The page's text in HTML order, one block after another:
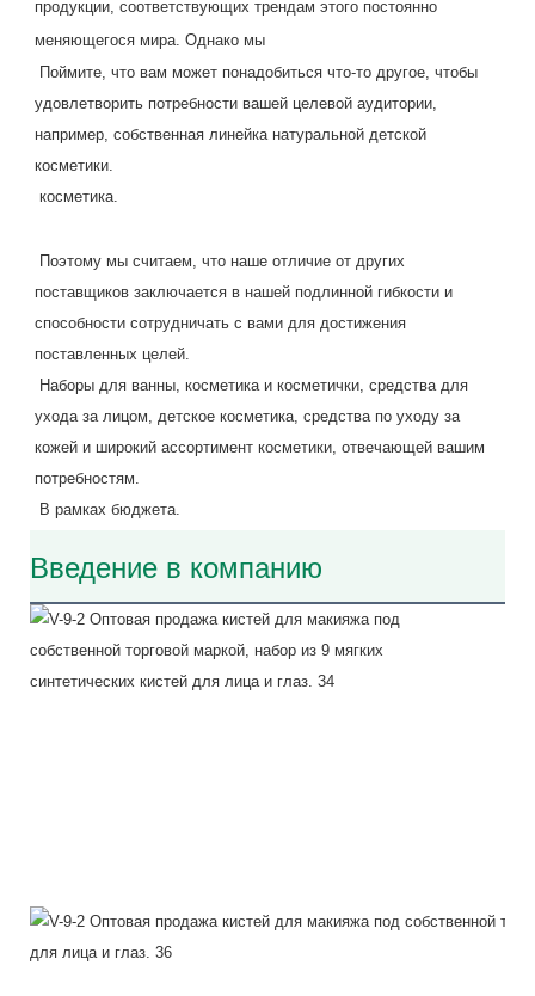
продукции, соответствующих трендам этого постоянно
меняющегося мира. Однако мы
удовлетворить потребности вашей целевой аудитории,
например, собственная линейка натуральной детской
косметики.
косметика.
поставщиков заключается в нашей подлинной гибкости и
способности сотрудничать с вами для достижения
поставленных целей.
ухода за лицом, детское косметика, средства по уходу за
кожей и широкий ассортимент косметики, отвечающей вашим
потребностям.
В рамках бюджета.
Введение в компанию